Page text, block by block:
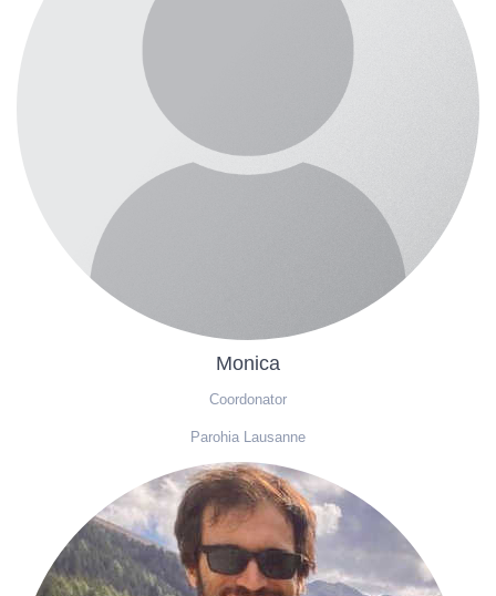
Monica
Coordonator
Parohia Lausanne